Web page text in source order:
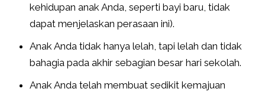
kehidupan anak Anda, seperti bayi baru, tidak
dapat menjelaskan perasaan ini).
Anak Anda tidak hanya lelah, tapi lelah dan tidak
bahagia pada akhir sebagian besar hari sekolah.
Anak Anda telah membuat sedikit kemajuan